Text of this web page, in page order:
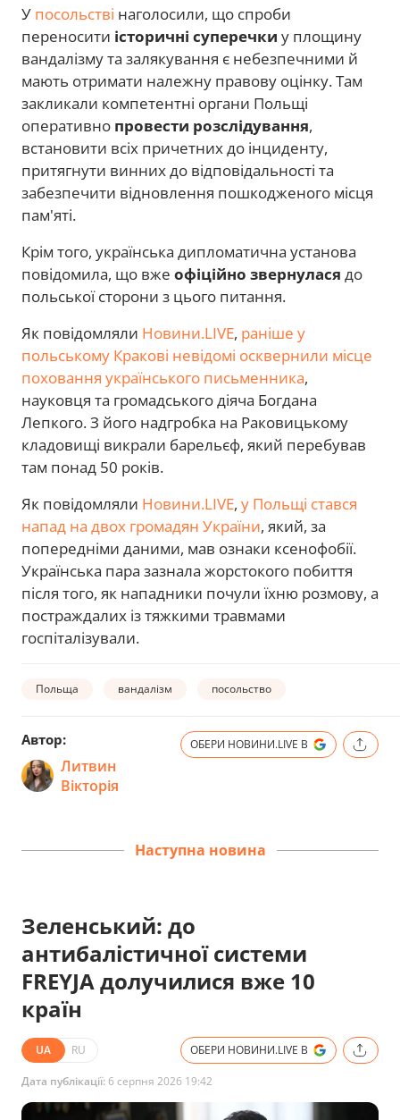
У посольстві наголосили, що спроби
переносити історичні суперечки у площину
вандалізму та залякування є небезпечними й
мають отримати належну правову оцінку. Там
закликали компетентні органи Польщі
оперативно провести розслідування,
встановити всіх причетних до інциденту,
притягнути винних до відповідальності та
забезпечити відновлення пошкодженого місця
пам'яті.
Крім того, українська дипломатична установа
повідомила, що вже офіційно звернулася до
польської сторони з цього питання.
Як повідомляли Новини.LIVE, раніше у
польському Кракові невідомі осквернили місце
поховання українського письменника,
науковця та громадського діяча Богдана
Лепкого. З його надгробка на Раковицькому
кладовищі викрали барельєф, який перебував
там понад 50 років.
Як повідомляли Новини.LIVE, у Польщі стався
напад на двох громадян України, який, за
попередніми даними, мав ознаки ксенофобії.
Українська пара зазнала жорстокого побиття
після того, як нападники почули їхню розмову, а
постраждалих із тяжкими травмами
госпіталізували.
Польща вандалізм посольство
Автор:
Литвин
Вікторія
ОБЕРИ НОВИНИ.LIVE В
Наступна новина
Зеленський: до
антибалістичної системи
FREYJA долучилися вже 10
країн
UA RU ОБЕРИ НОВИНИ.LIVE В
Дата публікації: 6 серпня 2026 19:42